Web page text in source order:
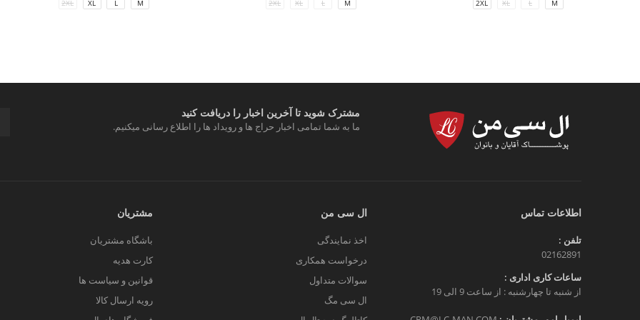
M
L
XL
2XL
M
L
XL
2XL
M
L
XL
2XL
مشترک شوید تا آخرین اخبار را دریافت کنید
ما به شما تمامی اخبار حراج ها و رویداد ها را اطلاع رسانی میکنیم.
اطلاعات تماس
تلفن :
02162891
ساعات کاری اداری :
از شنبه تا چهارشنبه : از ساعت 9 الی 19
ال سی من
اخذ نمایندگی
درخواست همکاری
سوالات متداول
ال سی مگ
مشتریان
باشگاه مشتریان
کارت هدیه
قوانین و سیاست ها
رویه ارسال کالا